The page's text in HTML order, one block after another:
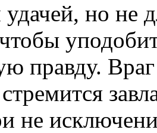
но не
правду.
не